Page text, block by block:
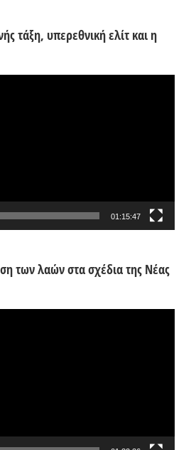
τάξη, υπερεθνική ελίτ και η
01:15:47
των λαών στα σχέδια της Νέας